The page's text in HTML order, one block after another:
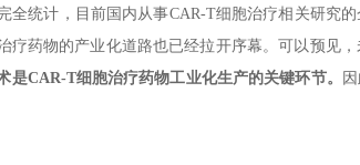
全统计，目前国内从事CAR-T细胞治疗相关研究的
疗药物的产业化道路也已经拉开序幕。可以预见，
是CAR-T细胞治疗药物工业化生产的关键环节。 因